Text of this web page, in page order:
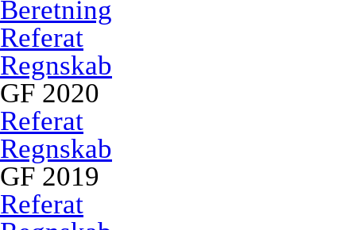
Beretning
Referat
Regnskab
GF 2020
Referat
Regnskab
GF 2019
Referat